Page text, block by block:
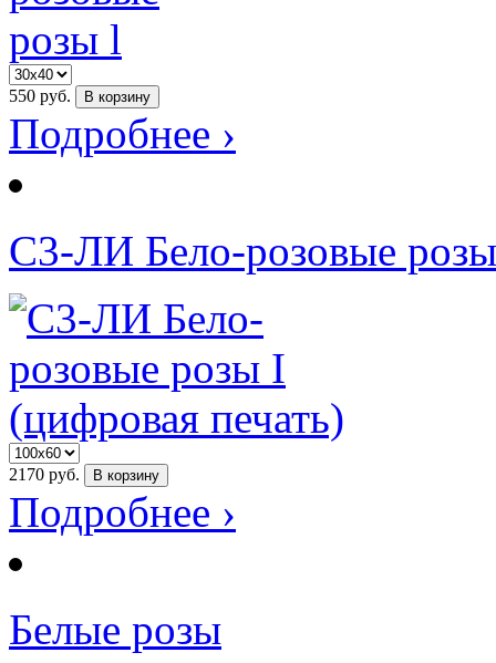
550 руб. В корзину
Подробнее ›
С3-ЛИ Бело-розовые
2170 руб. В корзину
Подробнее ›
Белые розы